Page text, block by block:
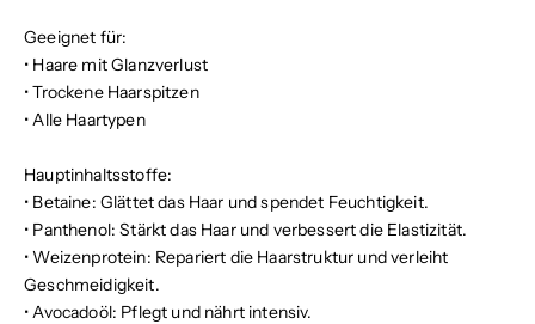
Geeignet für:
• Haare mit Glanzverlust
•Trockene Haarspitzen
•Alle Haartypen
Hauptinhaltsstoffe:
• Betaine: Glättet das Haar und spendet Feuchtigkeit.
• Panthenol: Stärkt das Haar und verbessert die Elastizität.
•Weizenprotein: Repariert die Haarstruktur und verleiht
Geschmeidigkeit.
•Avocadoöl: Pflegt und nährt intensiv.